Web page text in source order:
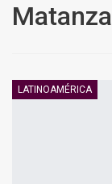
Matanza
LATINOAMÉRICA